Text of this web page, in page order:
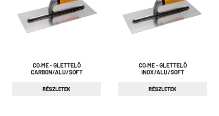
CO.ME - GLETTELŐ
CARBON/ALU/SOFT
RÉSZLETEK
CO.ME - GLETTELŐ
INOX/ALU/SOFT
RÉSZLETEK